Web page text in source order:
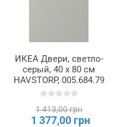
ИКЕА Двери, светло-
серый, 40 x 80 см
HAVSTORP, 005.684.79
1 413,00 грн
1 377,00 грн